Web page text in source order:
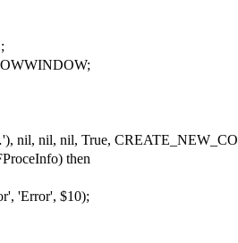
nil, nil, nil, True,
then
'Error', $10);